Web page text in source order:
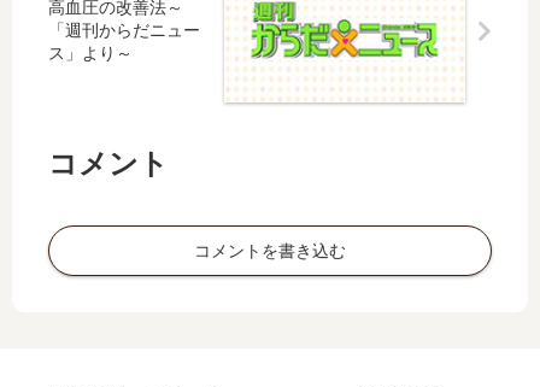
高血圧の改善法～
「週刊からだニュー
ス」より～
コメント
コメントを書き込む